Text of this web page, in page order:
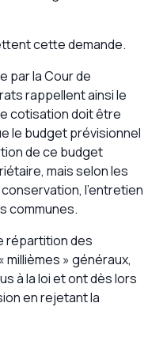
cette demande.
par la Cour de
rappellent ainsi le
cotisation doit être
le budget prévisionnel
de ce budget
mais selon les
l'entretien
communes.
répartition des
» généraux,
à la loi et ont dès lors
en rejetant la